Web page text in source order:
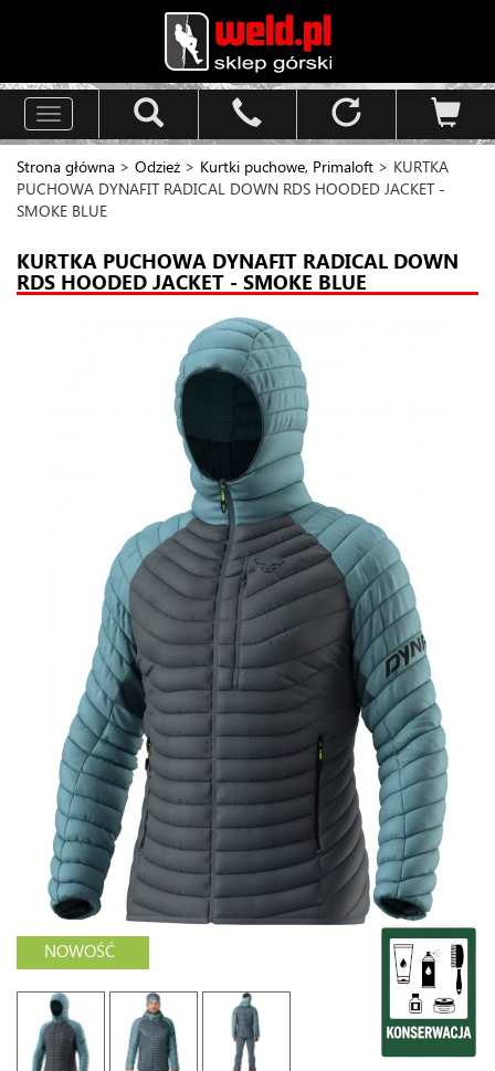
Toggle
navigation
Strona główna > Odzież > Kurtki puchowe, Primaloft > KURTKA
PUCHOWA DYNAFIT RADICAL DOWN RDS HOODED JACKET -
SMOKE BLUE
KURTKA PUCHOWA DYNAFIT RADICAL DOWN
RDS HOODED JACKET - SMOKE BLUE
NOWOŚĆ